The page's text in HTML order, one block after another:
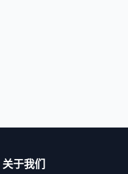
关于我们